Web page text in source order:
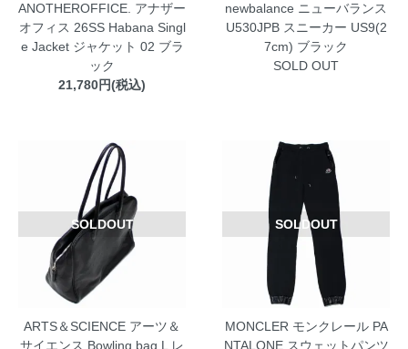
ANOTHEROFFICE. アナザー
オフィス 26SS Habana Singl
e Jacket ジャケット 02 ブラ
ック
21,780円(税込)
newbalance ニューバランス
U530JPB スニーカー US9(2
7cm) ブラック
SOLD OUT
SOLDOUT
ARTS＆SCIENCE アーツ＆
サイエンス Bowling bag L レ
SOLDOUT
MONCLER モンクレール PA
NTALONE スウェットパンツ